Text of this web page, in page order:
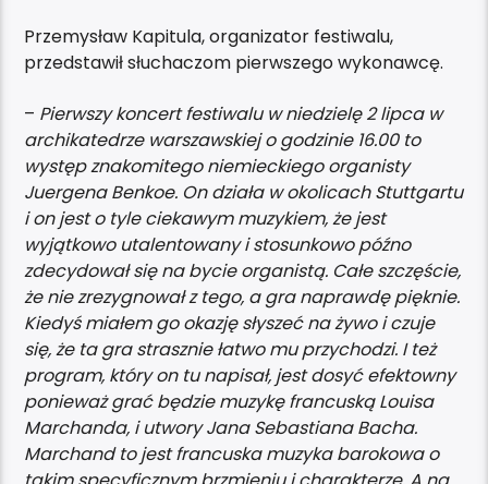
Przemysław Kapitula, organizator festiwalu,
przedstawił słuchaczom pierwszego wykonawcę.
– Pierwszy koncert festiwalu w niedzielę 2 lipca w
archikatedrze warszawskiej o godzinie 16.00 to
występ znakomitego niemieckiego organisty
Juergena Benkoe. On działa w okolicach Stuttgartu
i on jest o tyle ciekawym muzykiem, że jest
wyjątkowo utalentowany i stosunkowo późno
zdecydował się na bycie organistą. Całe szczęście,
że nie zrezygnował z tego, a gra naprawdę pięknie.
Kiedyś miałem go okazję słyszeć na żywo i czuje
się, że ta gra strasznie łatwo mu przychodzi. I też
program, który on tu napisał, jest dosyć efektowny
ponieważ grać będzie muzykę francuską Louisa
Marchanda, i utwory Jana Sebastiana Bacha.
Marchand to jest francuska muzyka barokowa o